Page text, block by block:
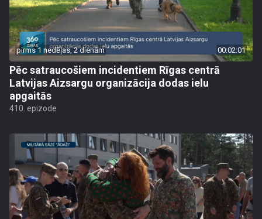
pirms 1 nedēļas, 2 dienām 00:02:01
Pēc satraucošiem incidentiem Rīgas centrā
Latvijas Aizsargu organizācija dodas ielu
apgaitās
410. epizode